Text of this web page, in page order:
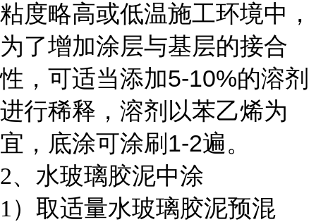
粘度略高或低温施工环境中，
为了增加涂层与基层的接合
性，可适当添加5-10%的溶剂
进行稀释，溶剂以苯乙烯为
宜，底涂可涂刷 1-2遍。
2、水玻璃胶泥中涂
1 ）取适量水玻璃胶泥预混